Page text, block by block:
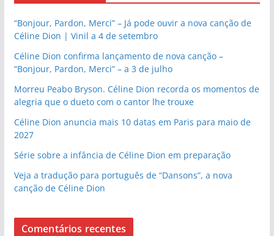
“Bonjour, Pardon, Merci” – Já pode ouvir a nova canção de
Céline Dion | Vinil a 4 de setembro
Céline Dion confirma lançamento de nova canção –
“Bonjour, Pardon, Merci” – a 3 de julho
Morreu Peabo Bryson. Céline Dion recorda os momentos de
alegria que o dueto com o cantor lhe trouxe
Céline Dion anuncia mais 10 datas em Paris para maio de
2027
Série sobre a infância de Céline Dion em preparação
Veja a tradução para português de “Dansons”, a nova
canção de Céline Dion
Comentários recentes